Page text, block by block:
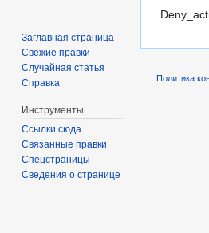
Заглавная страница
Свежие правки
Случайная статья
Справка
Инструменты
Ссылки сюда
Связанные правки
Спецстраницы
Сведения о странице
Политика